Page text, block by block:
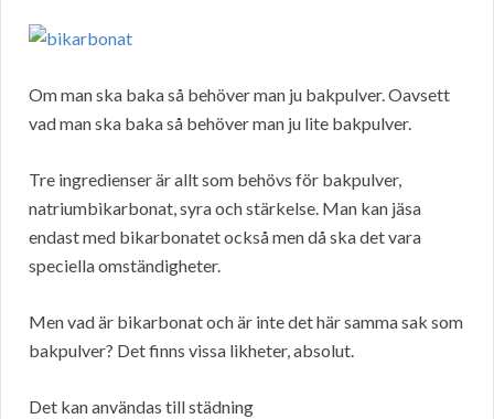
Om man ska baka så behöver man ju bakpulver. Oavsett
vad man ska baka så behöver man ju lite bakpulver.
Tre ingredienser är allt som behövs för bakpulver,
natriumbikarbonat, syra och stärkelse. Man kan jäsa
endast med bikarbonatet också men då ska det vara
speciella omständigheter.
Men vad är bikarbonat och är inte det här samma sak som
bakpulver? Det finns vissa likheter, absolut.
Det kan användas till städning